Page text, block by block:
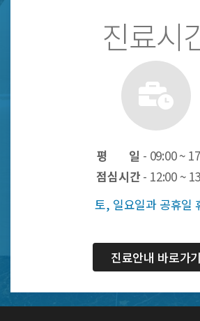
진료시
평 일 - 09:00 ~
점심시간 - 12:00 ~
토, 일요일과 공휴일
진료안내 바로가기